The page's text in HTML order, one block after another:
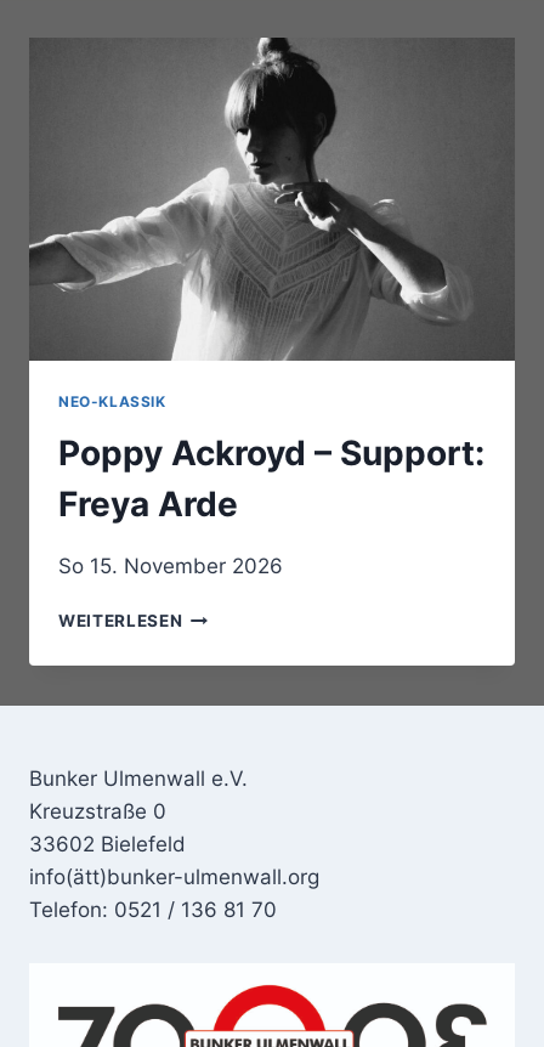
NEO-KLASSIK
Poppy Ackroyd – Support:
Freya Arde
So 15. November 2026
WEITERLESEN POPPY
–
Bunker Ulmenwall e.V.
Kreuzstraße 0
33602 Bielefeld
info(ätt)bunker-ulmenwall.org
Telefon: 0521 / 136 81 70